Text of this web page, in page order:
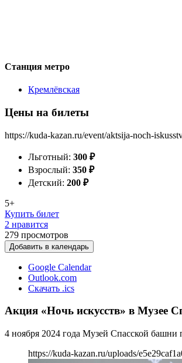
Станция метро
Кремлёвская
Цены на билеты
https://kuda-kazan.ru/event/aktsija-noch-
Льготный: 300 ₽
Взрослый: 350 ₽
Детский: 200 ₽
5+
Купить билет
2 нравится
279 просмотров
Добавить в календарь
Google Calendar
Outlook.com
Скачать .ics
Акция «Ночь искусств» в Музее
4 ноября 2024 года Музей Спасской башни
https://kuda-kazan.ru/uploads/